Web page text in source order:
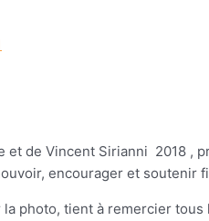
et de Vincent Sirianni 2018 ,
encourager et soutenir
photo, tient à remercier